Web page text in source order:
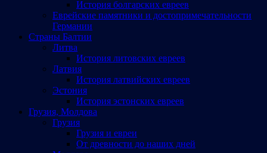
История болгарских евреев
Еврейские памятники и достопримечательности
Германии
Страны Балтии
Литва
История литовских евреев
Латвия
История латвийских евреев
Эстония
История эстонских евреев
Грузия, Молдова
Грузия
Грузия и евреи
От древности до наших дней